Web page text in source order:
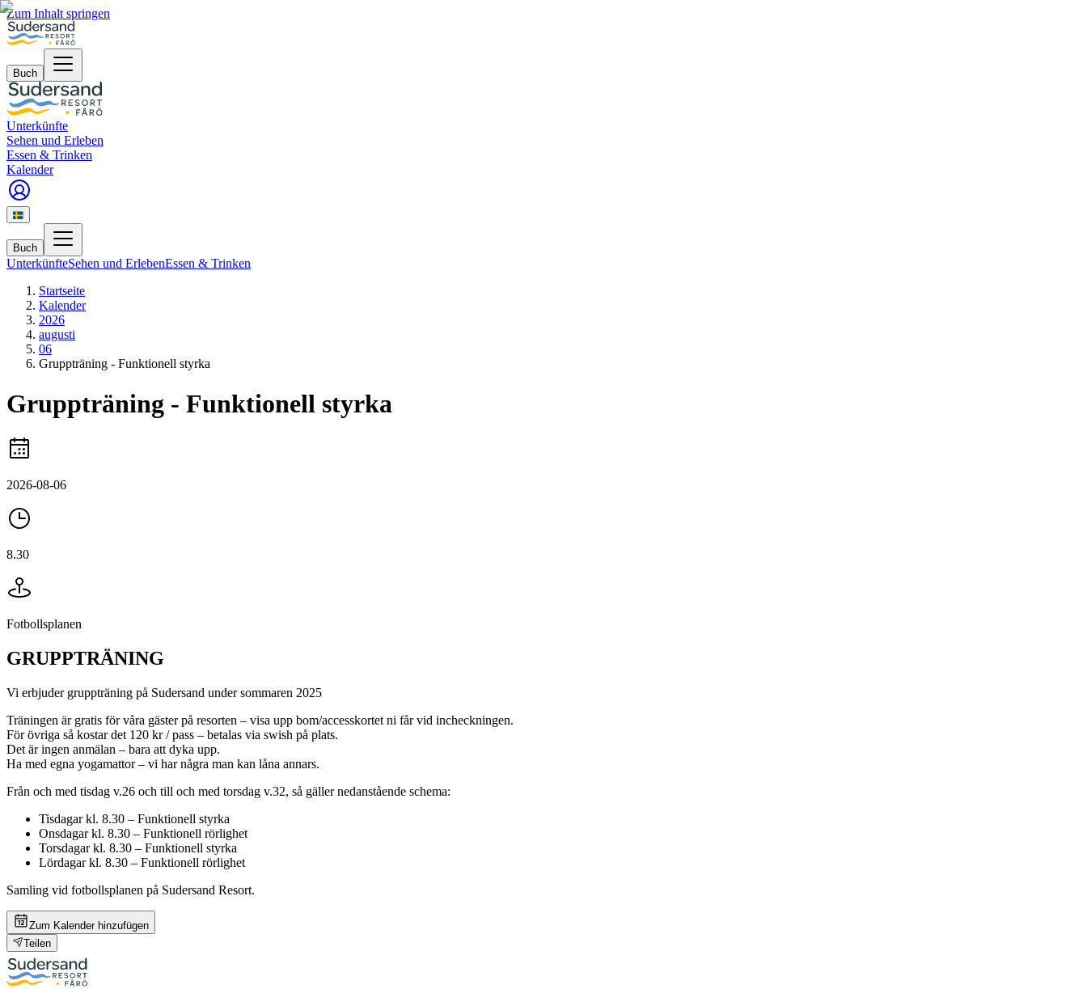
Zum Inhalt springen
Buch
Unterkünfte
Sehen und Erleben
Essen & Trinken
Kalender
Buch
UnterkünfteSehen und ErlebenEssen & Trinken
Startseite
Kalender
2026
augusti
06
Gruppträning - Funktionell styrka
Gruppträning - Funktionell styrka
2026-08-06
8.30
Fotbollsplanen
GRUPPTRÄNING
Vi erbjuder gruppträning på Sudersand under sommaren 2025
Träningen är gratis för våra gäster på resorten – visa upp bom/accesskortet ni får vid incheckningen.
För övriga så kostar det 120 kr / pass – betalas via swish på plats.
Det är ingen anmälan – bara att dyka upp.
Ha med egna yogamattor – vi har några man kan låna annars.
Från och med tisdag v.26 och till och med torsdag v.32, så gäller nedanstående schema:
Tisdagar kl. 8.30 – Funktionell styrka
Onsdagar kl. 8.30 – Funktionell rörlighet
Torsdagar kl. 8.30 – Funktionell styrka
Lördagar kl. 8.30 – Funktionell rörlighet
Samling vid fotbollsplanen på Sudersand Resort.
Zum Kalender hinzufügen
Teilen